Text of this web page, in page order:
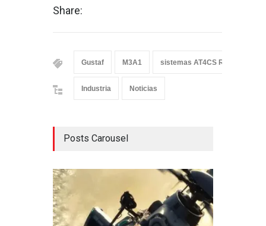
Share:
Gustaf M3A1 sistemas AT4CS RS
Industria Noticias
Posts Carousel